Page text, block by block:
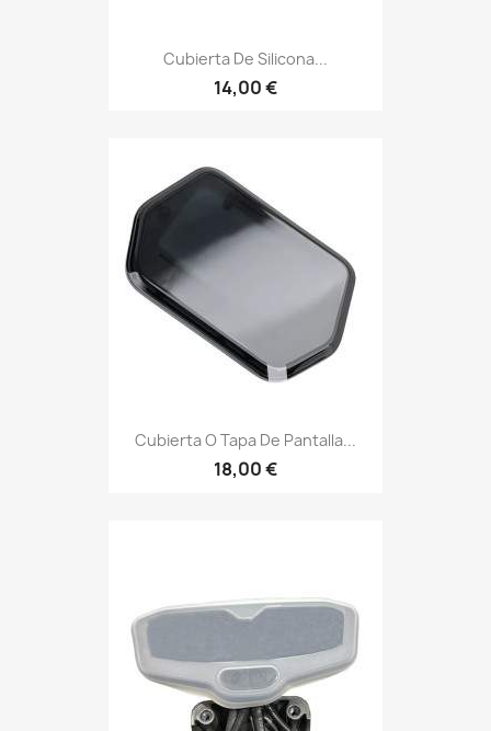
Cubierta De Silicona...
14,00 €
Cubierta O Tapa De Pantalla...
18,00 €